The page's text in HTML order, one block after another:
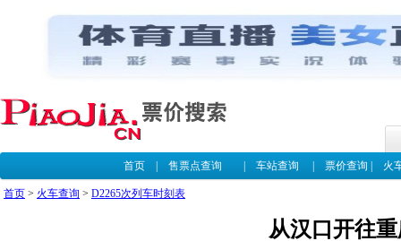
首页| 售票点查询 车站查询 票价查询 火
首页 > 火车查询 > D2265次列车时刻表
从汉口开往